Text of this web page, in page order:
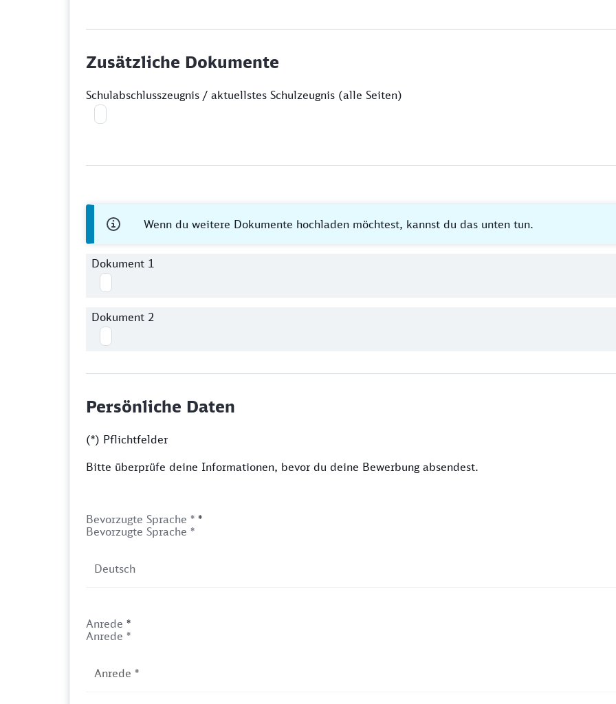
Zusätzliche Dokumente
Schulabschlusszeugnis / aktuellstes Schulzeugnis (alle Seiten)
Wenn du weitere Dokumente hochladen möchtest, kannst du das unten tun.
Dokument 1
Dokument 2
Persönliche Daten
(*) Pflichtfelder
Bitte überprüfe deine Informationen, bevor du deine Bewerbung absendest.
Bevorzugte Sprache * *
Bevorzugte Sprache *
Anrede *
Anrede *